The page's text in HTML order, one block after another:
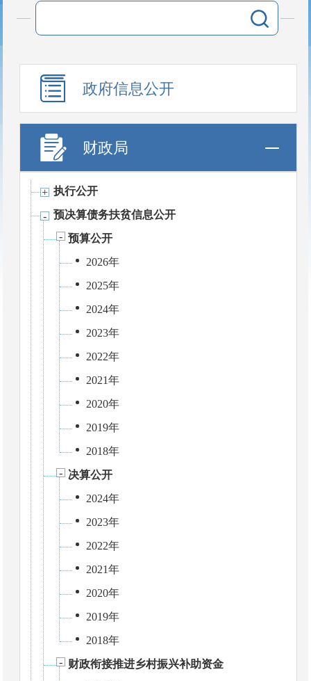
政府信息公开
财政局
执行公开
预决算债务扶贫信息公开
预算公开
2026年
2025年
2024年
2023年
2022年
2021年
2020年
2019年
2018年
决算公开
2024年
2023年
2022年
2021年
2020年
2019年
2018年
财政衔接推进乡村振兴补助资金